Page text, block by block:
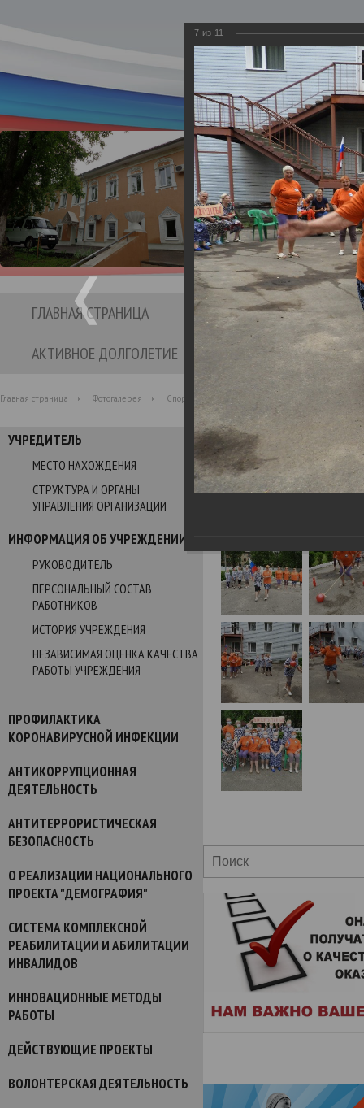
Департамент
Бюджетное
ГЛАВНАЯ СТРАНИЦА
СТРУКТУРА УЧРЕЖДЕНИЯ
АКТИВНОЕ ДОЛГОЛЕТИЕ
ОТЗЫВЫ И
Главная страница Фотогалерея Спортивный праздник «В ногу с олимпийцами»
УЧРЕДИТЕЛЬ
МЕСТО НАХОЖДЕНИЯ
СТРУКТУРА И ОРГАНЫ
УПРАВЛЕНИЯ ОРГАНИЗАЦИИ
ИНФОРМАЦИЯ ОБ УЧРЕЖДЕНИИ
РУКОВОДИТЕЛЬ
ПЕРСОНАЛЬНЫЙ СОСТАВ
РАБОТНИКОВ
ИСТОРИЯ УЧРЕЖДЕНИЯ
НЕЗАВИСИМАЯ ОЦЕНКА КАЧЕСТВА
РАБОТЫ УЧРЕЖДЕНИЯ
ПРОФИЛАКТИКА
КОРОНАВИРУСНОЙ ИНФЕКЦИИ
АНТИКОРРУПЦИОННАЯ
ДЕЯТЕЛЬНОСТЬ
АНТИТЕРРОРИСТИЧЕСКАЯ
БЕЗОПАСНОСТЬ
О РЕАЛИЗАЦИИ НАЦИОНАЛЬНОГО
ПРОЕКТА "ДЕМОГРАФИЯ"
СИСТЕМА КОМПЛЕКСНОЙ
РЕАБИЛИТАЦИИ И АБИЛИТАЦИИ
ИНВАЛИДОВ
ИННОВАЦИОННЫЕ МЕТОДЫ
РАБОТЫ
ДЕЙСТВУЮЩИЕ ПРОЕКТЫ
ВОЛОНТЕРСКАЯ ДЕЯТЕЛЬНОСТЬ
Фотогалерея
Спортивный праздник «В
7 из 11